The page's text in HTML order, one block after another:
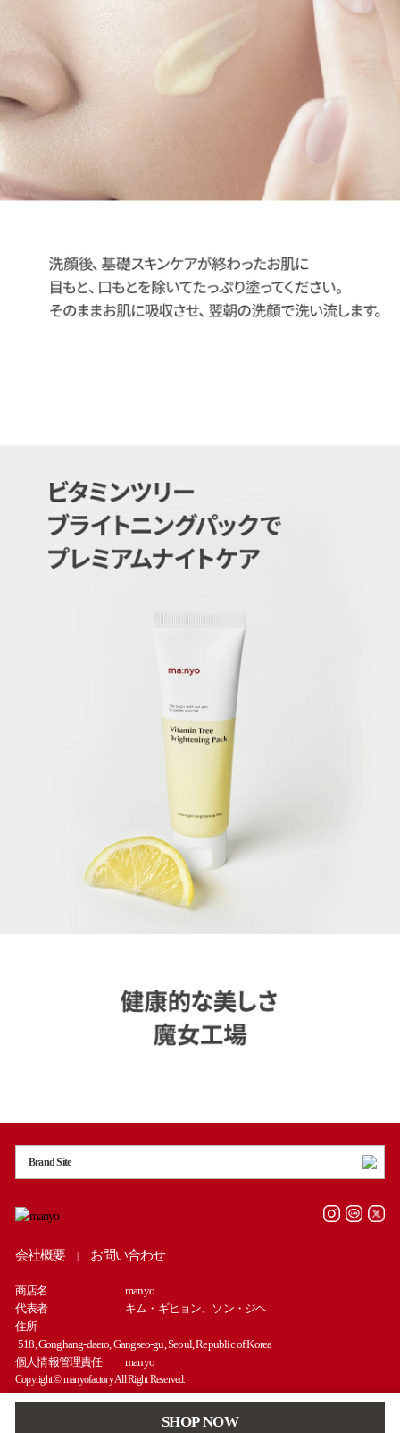
SHOP NOW
Brand Site
会社概要 | お問い合わせ
商店名
manyo
代表者
キム・ギヒョン、ソン・ジヘ
住所
518, Gonghang-daero, Gangseo-gu, Seoul, Republic of Korea
個人情報管理責任
manyo
Copyright © manyofactory All Right Reserved.